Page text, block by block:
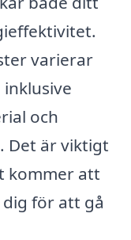
varierar
och
Det är viktigt
kommer att
för att gå